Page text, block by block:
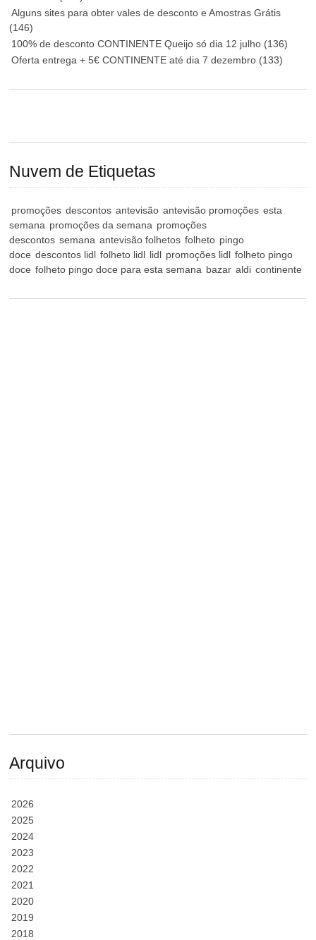
Alguns sites para obter vales de desconto e Amostras Grátis
(146)
100% de desconto CONTINENTE Queijo só dia 12 julho (136)
Oferta entrega + 5€ CONTINENTE até dia 7 dezembro (133)
Nuvem de Etiquetas
promoções descontos antevisão antevisão promoções esta
semana promoções da semana promoções
descontos semana antevisão folhetos folheto pingo
doce descontos lidl folheto lidl lidl promoções lidl folheto pingo
doce folheto pingo doce para esta semana bazar aldi continente
Arquivo
2026
2025
2024
2023
2022
2021
2020
2019
2018